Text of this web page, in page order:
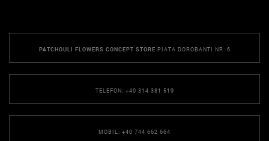
PATCHOULI FLOWERS CONCEPT STORE PIATA DOROBANTI NR. 6
TELEFON: +40 314 381 519
MOBIL: +40 744 662 664